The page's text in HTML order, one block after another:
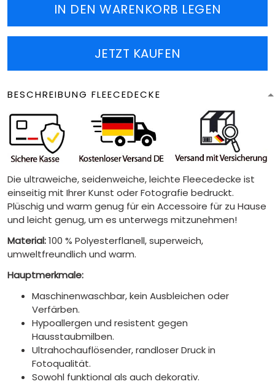
IN DEN WARENKORB LEGEN
JETZT KAUFEN
BESCHREIBUNG FLEECEDECKE
Die ultraweiche, seidenweiche, leichte Fleecedecke ist
einseitig mit Ihrer Kunst oder Fotografie bedruckt.
Plüschig und warm genug für ein Accessoire für zu Hause
und leicht genug, um es unterwegs mitzunehmen!
Material:100 % Polyesterflanell, superweich,
umweltfreundlich und warm.
Hauptmerkmale:
Maschinenwaschbar, kein Ausbleichen oder
Verfärben.
Hypoallergen und resistent gegen
Hausstaubmilben.
Ultrahochauflösender, randloser Druck in
Fotoqualität.
Sowohl funktional als auch dekorativ.